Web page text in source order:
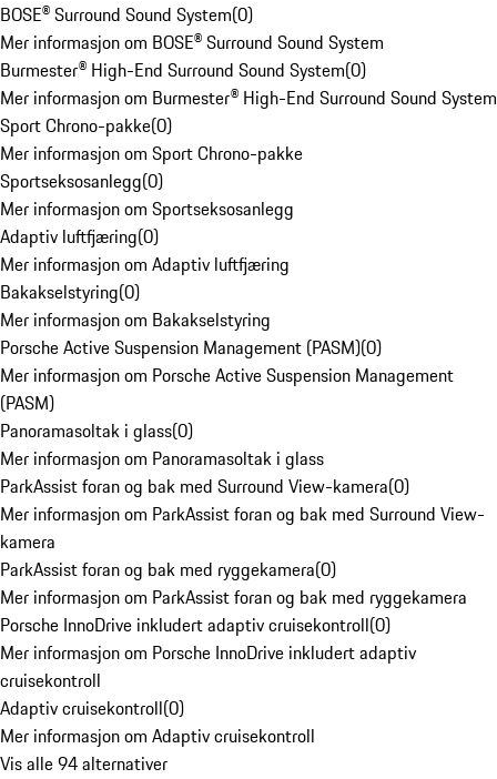
BOSE® Surround Sound System(0)
Mer informasjon om BOSE® Surround Sound System
Burmester® High-End Surround Sound System(0)
Mer informasjon om Burmester® High-End Surround Sound System
Sport Chrono-pakke(0)
Mer informasjon om Sport Chrono-pakke
Sportseksosanlegg(0)
Mer informasjon om Sportseksosanlegg
Adaptiv luftfjæring(0)
Mer informasjon om Adaptiv luftfjæring
Bakakselstyring(0)
Mer informasjon om Bakakselstyring
Porsche Active Suspension Management (PASM)(0)
Mer informasjon om Porsche Active Suspension Management
(PASM)
Panoramasoltak i glass(0)
Mer informasjon om Panoramasoltak i glass
ParkAssist foran og bak med Surround View-kamera(0)
Mer informasjon om ParkAssist foran og bak med Surround View-
kamera
ParkAssist foran og bak med ryggekamera(0)
Mer informasjon om ParkAssist foran og bak med ryggekamera
Porsche InnoDrive inkludert adaptiv cruisekontroll(0)
Mer informasjon om Porsche InnoDrive inkludert adaptiv
cruisekontroll
Adaptiv cruisekontroll(0)
Mer informasjon om Adaptiv cruisekontroll
Vis alle 94 alternativer